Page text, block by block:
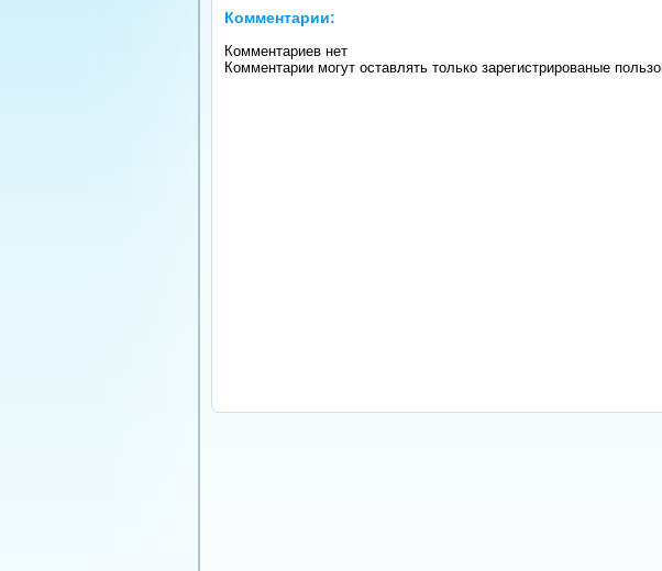
Комментарии:
Комментариев нет
Комментарии могут оставлять только зарегистрированые